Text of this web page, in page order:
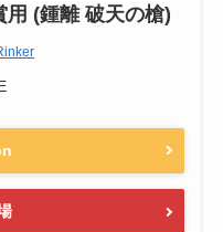
(鍾離 破天の槍)